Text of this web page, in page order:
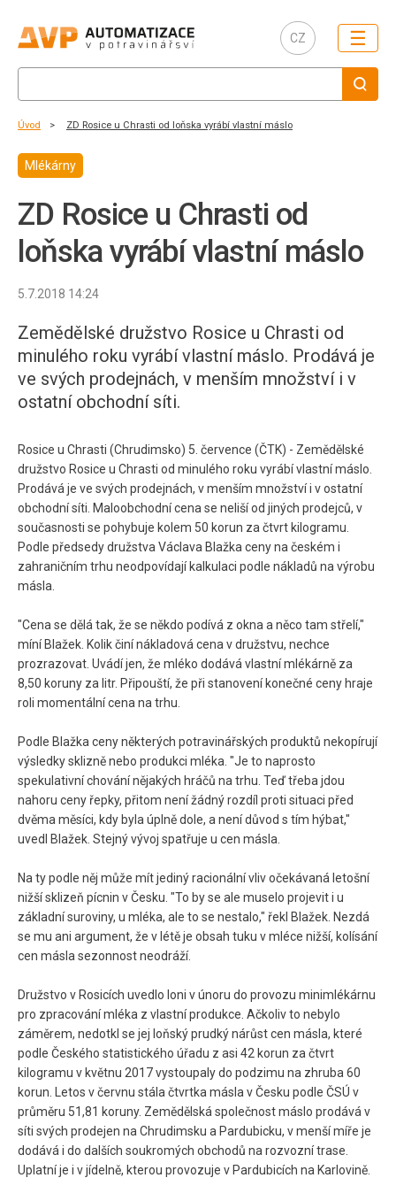
CZ ☰
Úvod ZD Rosice u Chrasti od loňska vyrábí vlastní máslo
Mlékárny
ZD Rosice u Chrasti od
loňska vyrábí vlastní máslo
5.7.2018 14:24
Zemědělské družstvo Rosice u Chrasti od
minulého roku vyrábí vlastní máslo. Prodává je
ve svých prodejnách, v menším množství i v
ostatní obchodní síti.
Rosice u Chrasti (Chrudimsko) 5. července (ČTK) - Zemědělské
družstvo Rosice u Chrasti od minulého roku vyrábí vlastní máslo.
Prodává je ve svých prodejnách, v menším množství i v ostatní
obchodní síti. Maloobchodní cena se neliší od jiných prodejců, v
současnosti se pohybuje kolem 50 korun za čtvrt kilogramu.
Podle předsedy družstva Václava Blažka ceny na českém i
zahraničním trhu neodpovídají kalkulaci podle nákladů na výrobu
másla.
"Cena se dělá tak, že se někdo podívá z okna a něco tam střelí,"
míní Blažek. Kolik činí nákladová cena v družstvu, nechce
prozrazovat. Uvádí jen, že mléko dodává vlastní mlékárně za
8,50 koruny za litr. Připouští, že při stanovení konečné ceny hraje
roli momentální cena na trhu.
Podle Blažka ceny některých potravinářských produktů nekopírují
výsledky sklizně nebo produkci mléka. "Je to naprosto
spekulativní chování nějakých hráčů na trhu. Teď třeba jdou
nahoru ceny řepky, přitom není žádný rozdíl proti situaci před
dvěma měsíci, kdy byla úplně dole, a není důvod s tím hýbat,"
uvedl Blažek. Stejný vývoj spatřuje u cen másla.
Na ty podle něj může mít jediný racionální vliv očekávaná letošní
nižší sklizeň pícnin v Česku. "To by se ale muselo projevit i u
základní suroviny, u mléka, ale to se nestalo," řekl Blažek. Nezdá
se mu ani argument, že v létě je obsah tuku v mléce nižší, kolísání
cen másla sezonnost neodráží.
Družstvo v Rosicích uvedlo loni v únoru do provozu minimlékárnu
pro zpracování mléka z vlastní produkce. Ačkoliv to nebylo
záměrem, nedotkl se jej loňský prudký nárůst cen másla, které
podle Českého statistického úřadu z asi 42 korun za čtvrt
kilogramu v květnu 2017 vystoupaly do podzimu na zhruba 60
korun. Letos v červnu stála čtvrtka másla v Česku podle ČSÚ v
průměru 51,81 koruny. Zemědělská společnost máslo prodává v
síti svých prodejen na Chrudimsku a Pardubicku, v menší míře je
dodává i do dalších soukromých obchodů na rozvozní trase.
Uplatní je i v jídelně, kterou provozuje v Pardubicích na Karlovině.